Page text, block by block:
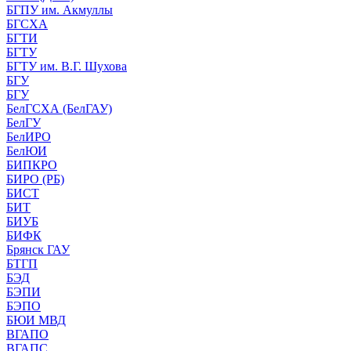
БГПУ им. Акмуллы
БГСХА
БГТИ
БГТУ
БГТУ им. В.Г. Шухова
БГУ
БГУ
БелГСХА (БелГАУ)
БелГУ
БелИРО
БелЮИ
БИПКРО
БИРО (РБ)
БИСТ
БИТ
БИУБ
БИФК
Брянск ГАУ
БТГП
БЭД
БЭПИ
БЭПО
БЮИ МВД
ВГАПО
ВГАПС